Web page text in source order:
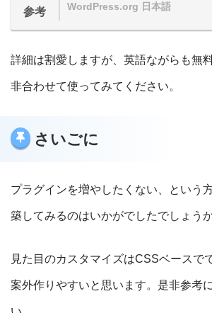
参考 WordPress.org 日本語
詳細は割愛しますが、英語ながらも無
非合わせて使ってみてください。
さいごに
プラグインを増やしたくない、という
築してみるのはいかがでしたでしょう
見た目のカスタマイズはCSSベースで
案外作りやすいと思います。是非参考